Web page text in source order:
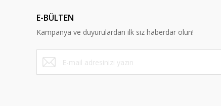
Bu ürüne benzer farklı alternatifler olmalı.
E-BÜLTEN
Kampanya ve duyurulardan ilk siz haberdar olun!